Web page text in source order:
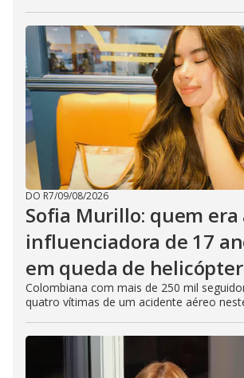
DO R7/09/08/2026
Sofia Murillo: quem era
influenciadora de 17
em queda de
Colombiana com mais de 250 mil
quatro vítimas de um acidente aéreo